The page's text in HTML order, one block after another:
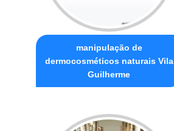
manipulação de
dermocosméticos naturais Vila
Guilherme